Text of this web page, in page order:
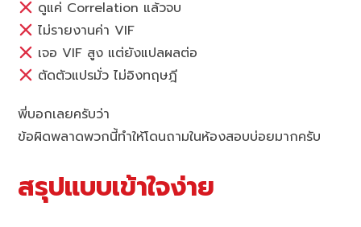
ดูแค่ Correlation แล้วจบ
ไม่รายงานค่า VIF
เจอ VIF สูง แต่ยังแปลผลต่อ
ตัดตัวแปรมั่ว ไม่อิงทฤษฎี
พี่บอกเลยครับว่า
ข้อผิดพลาดพวกนี้ทำให้โดนถามในห้องสอบบ่อยมากครับ
สรุปแบบเข้าใจง่าย